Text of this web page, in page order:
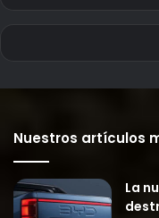
Nuestros artículos
La